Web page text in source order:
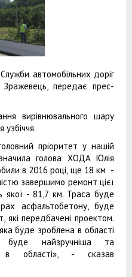
автомобільних доріг
Зражевець, передає прес-
вирівнювального шару
пріоритет у нашій
голова ХОДА Юлія
в 2016 році, ще 18 км -
завершимо ремонт цієї
якої - 81,7 км. Траса буде
асфальтобетону, буде
які передбачені проектом.
буде зроблена в області
найзручніша та
в області», - сказав